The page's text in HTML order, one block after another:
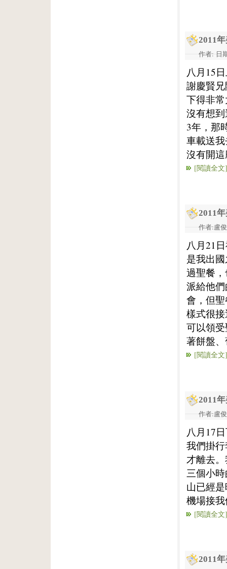
2011
作者: 日
八月15
謝慶賢
下得非
沒有想
3年，那
車載送
沒有開
[閱讀全文]
2011
作者:盧
八月21
是我出
過聖餐
派給他
會，但
樣式很
可以領
著餅盤
[閱讀全文]
2011
作者:盧
八月17
我們掛
才離去
三個小
山已經
機場接
[閱讀全文]
2011